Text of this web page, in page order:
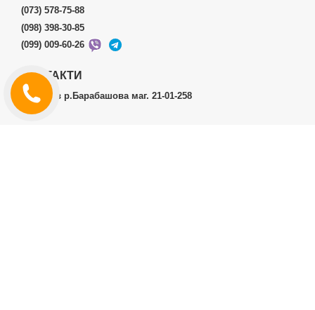
(073) 578-75-88
(098) 398-30-85
(099) 009-60-26
КОНТАКТИ
м.Харків р.Барабашова маг. 21-01-258